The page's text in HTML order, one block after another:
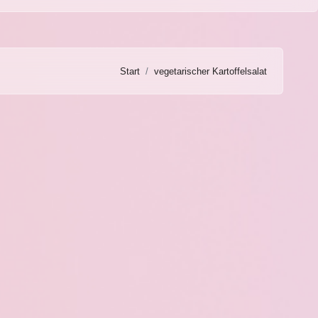
Start vegetarischer Kartoffelsalat